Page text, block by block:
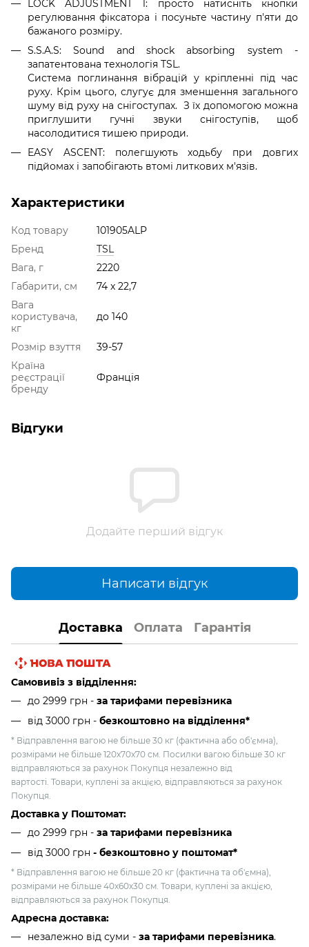
LOCK ADJUSTMENT 1: просто натисніть кнопки
регулювання фіксатора і посуньте частину п'яти до
бажаного розміру.
S.S.A.S: Sound and shock absorbing system -
запатентована технологія TSL.
Система поглинання вібрацій у кріпленні під час
руху. Крім цього, слугує для зменшення загального
шуму від руху на снігоступах. З їх допомогою можна
приглушити гучні звуки снігоступів, щоб
насолодитися тишею природи.
EASY ASCENT: полегшують ходьбу при довгих
підйомах і запобігають втомі литкових м'язів.
Характеристики
Код товару
101905ALP
Бренд
TSL
Вага, г
2220
Габарити, см
74 x 22,7
Вага
користувача,
кг
до 140
Розмір взуття
39-57
Країна
реєстрації
бренду
Франція
Відгуки
Додайте перший відгук
Написати відгук
Доставка Оплата Гарантія
Самовивіз з відділення:
до 2999 грн - за тарифами перевізника
від 3000 грн - безкоштовно на відділення*
* Відправлення вагою не більше 30 кг (фактична або об'ємна),
розмірами не більше 120х70х70 см. Посилки вагою більше 30 кг
відправляються за рахунок Покупця незалежно від
вартості. Товари, куплені за акцією, відправляються за рахунок
Покупця.
Доставка у Поштомат:
до 2999 грн - за тарифами перевізника
від 3000 грн - безкоштовно у поштомат*
* Відправлення вагою не більше 20 кг (фактична та об'ємна),
розмірами не більше 40х60х30 см. Товари, куплені за акцією,
відправляються за рахунок Покупця.
Адресна доставка:
незалежно від суми - за тарифами перевізника.